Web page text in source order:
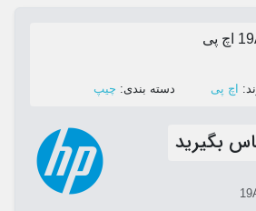
اچ پی ﺩﺳﺘﻪ ﺑﻨﺪی: چیپ
بگیرید